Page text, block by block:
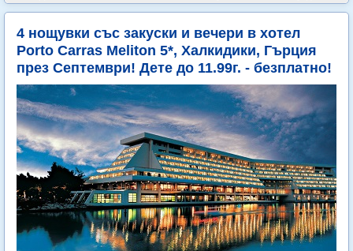
4 нощувки със закуски и вечери в хотел
Porto Carras Meliton 5*, Халкидики, Гърция
през Септември! Дете до 11.99г. - безплатно!